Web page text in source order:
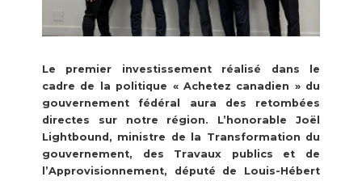
Le premier investissement réalisé dans le
cadre de la politique « Achetez canadien » du
gouvernement fédéral aura des retombées
directes sur notre région. L’honorable Joël
Lightbound, ministre de la Transformation du
gouvernement, des Travaux publics et de
l’Approvisionnement, député de Louis-Hébert